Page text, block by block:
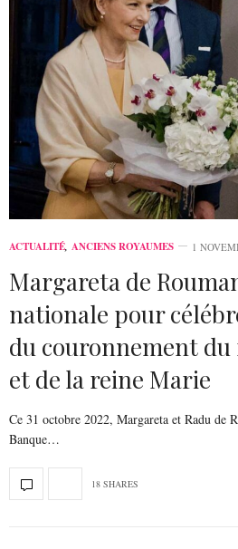
ACTUALITÉ, ANCIENS ROYAUMES 1
Margareta de
nationale pour
du couronnement
et de la reine Marie
Ce 31 octobre 2022, Margareta et Radu de
Banque…
18 SHARES